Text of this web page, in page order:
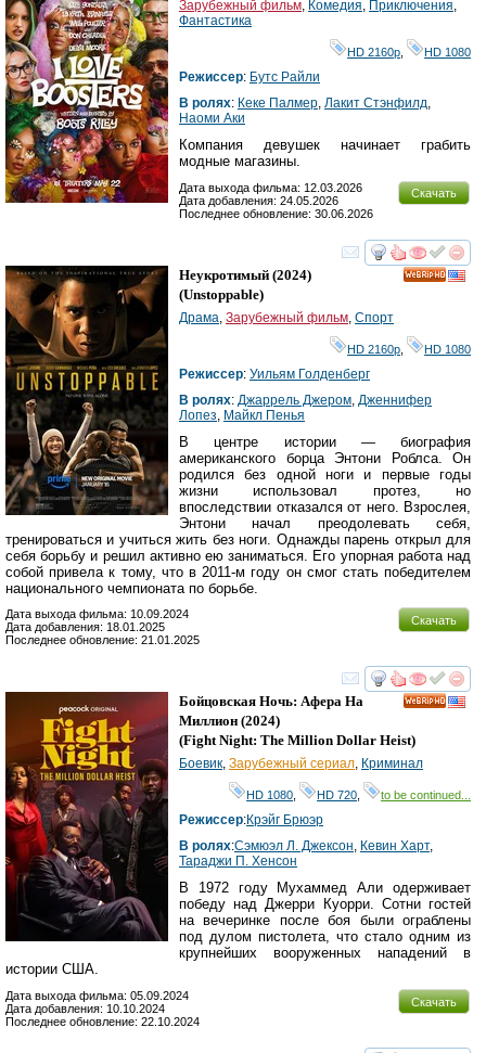
Зарубежный фильм Комедия Приключения
Фантастика
HD 2160р HD 1080
Режиссер: Бутс Райли
В ролях: Кеке Палмер Лакит Стэнфилд
Наоми Аки
Компания девушек начинает грабить
модные магазины.
Скачать
Дата выхода фильма: 12.03.2026
Дата добавления: 24.05.2026
Последнее обновление: 30.06.2026
смотреть
Неукротимый (2024)
(Unstoppable)
Драма Зарубежный фильм Спорт
HD 2160р HD 1080
Режиссер: Уильям Голденберг
В ролях: Джаррель Джером Дженнифер
Лопез Майкл Пенья
В центре истории — биография
американского борца Энтони Роблса. Он
родился без одной ноги и первые годы
жизни использовал протез, но
впоследствии отказался от него. Взрослея,
Энтони начал преодолевать себя,
тренироваться и учиться жить без ноги. Однажды парень открыл для
себя борьбу и решил активно ею заниматься. Его упорная работа над
собой привела к тому, что в 2011-м году он смог стать победителем
национального чемпионата по борьбе.
Скачать
Дата выхода фильма: 10.09.2024
Дата добавления: 18.01.2025
Последнее обновление: 21.01.2025
смотреть
Бойцовская Ночь: Афера На
Миллион (2024)
(Fight Night: The Million Dollar Heist)
Боевик, Зарубежный сериал, Криминал
HD 1080 HD 720 to be continued...
Режиссер:Крэйг Брюэр
В ролях:Сэмюэл Л. Джексон, Кевин Харт,
Тараджи П. Хенсон
В 1972 году Мухаммед Али одерживает
победу над Джерри Куорри. Сотни гостей
на вечеринке после боя были ограблены
под дулом пистолета, что стало одним из
крупнейших вооруженных нападений в
истории США.
Скачать
Дата выхода фильма: 05.09.2024
Дата добавления: 10.10.2024
Последнее обновление: 22.10.2024